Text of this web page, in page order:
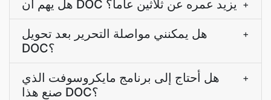
هل يهم أن DOC يزيد عمره عن ثلاثين عاماً؟ +
هل يمكنني مواصلة التحرير بعد تحويل
DOC؟
+
هل أحتاج إلى برنامج مايكروسوفت الذي
صنع هذا DOC؟
+